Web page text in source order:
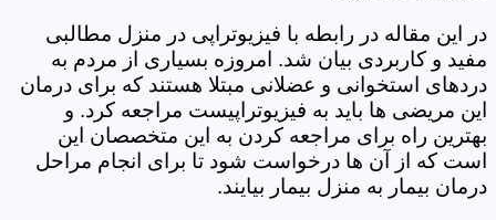
در این مقاله در رابطه با فیزیوتراپی در منزل مطالبی
مفید و کاربردی بیان شد. امروزه بسیاری از مردم به
دردهای استخوانی و عضلانی مبتلا هستند که برای درمان
این مریضی ها باید به فیزیوتراپیست مراجعه کرد. و
بهترین راه برای مراجعه کردن به این متخصصان این
است که از آن ها درخواست شود تا برای انجام مراحل
درمان بیمار به منزل بیمار بیایند.